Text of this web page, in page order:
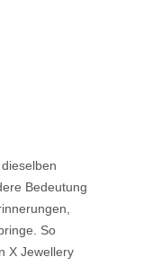
Bedeutung
So
X Jewellery